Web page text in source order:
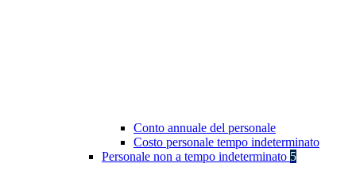
Conto annuale del personale
Costo personale tempo indeterminato
Personale non a tempo indeterminato 5